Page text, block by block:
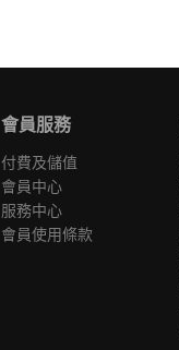
會員服務
付費及儲值
會員中心
服務中心
會員使用條款